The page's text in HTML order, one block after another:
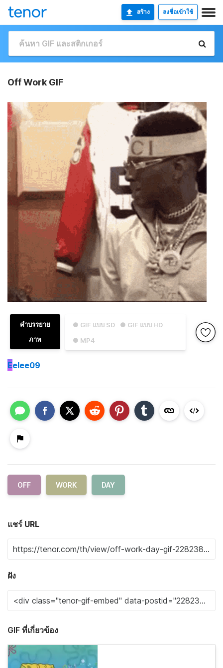
สร้าง ลงชื่อเข้าใช้
Off Work GIF
● GIF แบบ SD
● GIF แบบ HD
● MP4
คำบรรยาย
ภาพ
Eelee09
OFF WORK DAY
แชร์ URL
ฝัง
GIF ที่เกี่ยวข้อง